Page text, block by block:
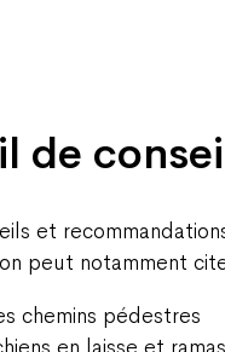
de
et
peut notamment
chemins pédestres